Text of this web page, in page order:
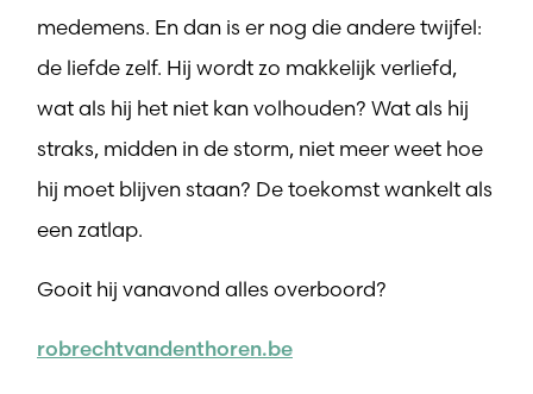
medemens. En dan is er nog die andere twijfel:
de liefde zelf. Hij wordt zo makkelijk verliefd,
wat als hij het niet kan volhouden? Wat als hij
straks, midden in de storm, niet meer weet hoe
hij moet blijven staan? De toekomst wankelt als
een zatlap.
Gooit hij vanavond alles overboord?
robrechtvandenthoren.be